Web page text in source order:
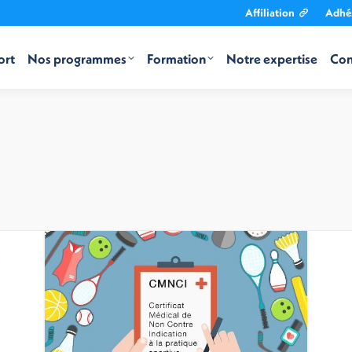
Affiliation
Nos programmes Formation Notre expertise